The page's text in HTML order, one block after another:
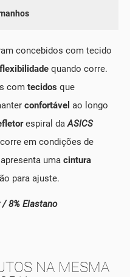
concebidos com tecido
flexibilidade quando corre.
com tecidos que
confortável ao longo
espiral da ASICS
em condições de
uma cintura
para ajuste.
8% Elastano
NA MESMA